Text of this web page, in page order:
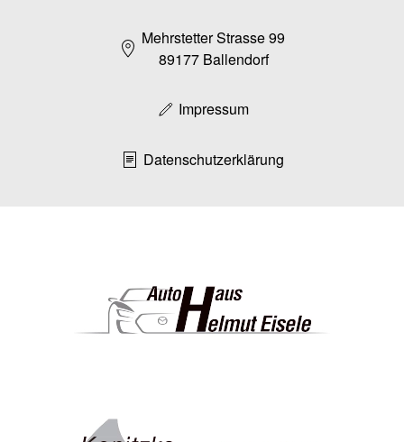
Mehrstetter Strasse 99
89177 Ballendorf
Impressum
Datenschutzerklärung